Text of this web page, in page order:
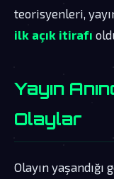
teorisyenleri,
ilk açık itirafı
Yayın
Olaylar
Olayın yaşandığı